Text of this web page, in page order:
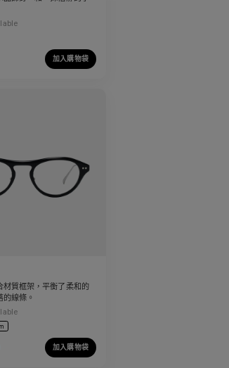
加入購物袋
材質框架，平衡了柔和的
的線條。
加入購物袋